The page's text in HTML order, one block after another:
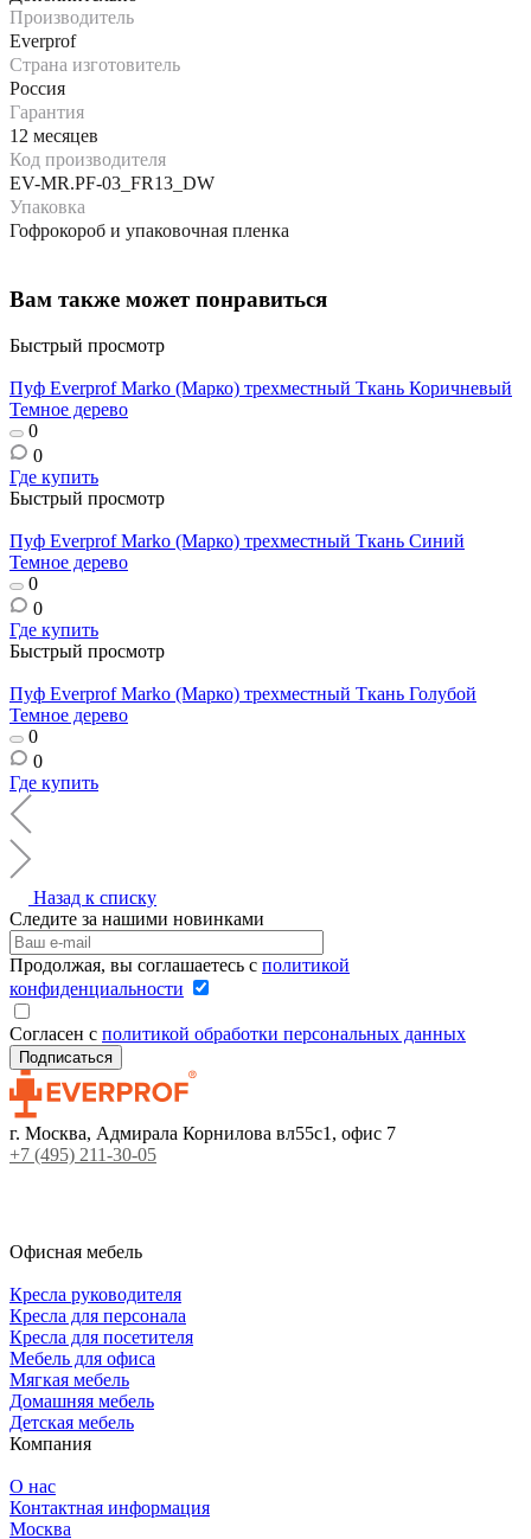
Производитель
Everprof
Страна изготовитель
Россия
Гарантия
12 месяцев
Код производителя
EV-MR.PF-03_FR13_DW
Упаковка
Гофрокороб и упаковочная пленка
Вам также может понравиться
Быстрый просмотр
Пуф Everprof Marko (Марко) трехместный Ткань Коричневый
Темное дерево
0
0
Где купить
Быстрый просмотр
Пуф Everprof Marko (Марко) трехместный Ткань Синий
Темное дерево
0
0
Где купить
Быстрый просмотр
Пуф Everprof Marko (Марко) трехместный Ткань Голубой
Темное дерево
0
0
Где купить
Назад к списку
Следите за нашими новинками
Продолжая, вы соглашаетесь с политикой
конфиденциальности
Согласен с политикой обработки персональных данных
г. Москва, Адмирала Корнилова вл55с1, офис 7
+7 (495) 211-30-05
Офисная мебель
Кресла руководителя
Кресла для персонала
Кресла для посетителя
Мебель для офиса
Мягкая мебель
Домашняя мебель
Детская мебель
Компания
О нас
Контактная информация
Москва